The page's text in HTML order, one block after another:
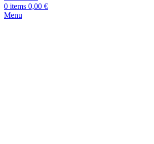
0 items 0,00 €
Menu